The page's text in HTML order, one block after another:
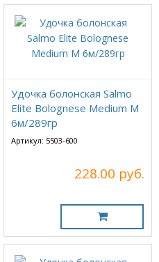
Удочка болонская Salmo
Elite Bolognese Medium M
6м/289гр
Артикул: 5503-600
228.00 руб.